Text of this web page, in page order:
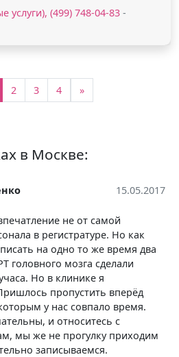
услуги), (499) 748-04-83 -
2 3 4 »
в Москве:
15.05.2017
не от самой
в регистратуре. Но как
на одно то же время два
головного мозга сделали
Но в клинике я
пропустить вперёд
у нас совпало время.
и относитесь с
мы же не прогулку приходим
записываемся.